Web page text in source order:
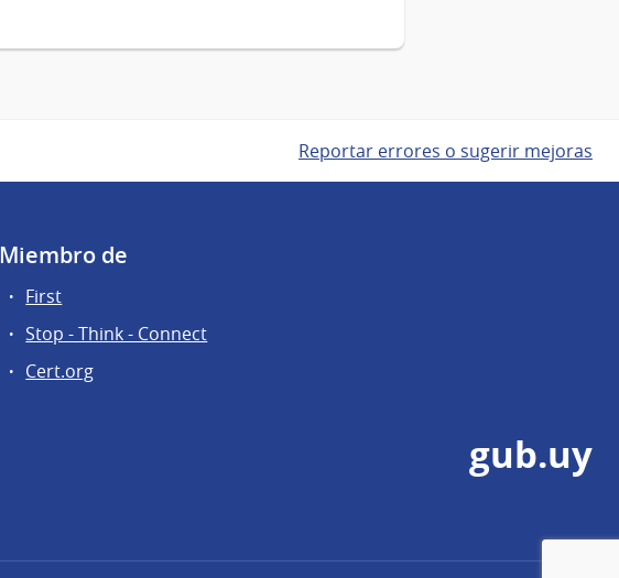
Reportar errores o sugerir mejoras
Miembro de
First
Stop - Think - Connect
Cert.org
gub.uy